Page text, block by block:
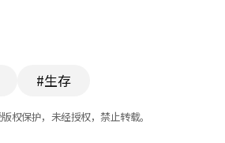
#生存
权保护，未经授权，禁止转载。